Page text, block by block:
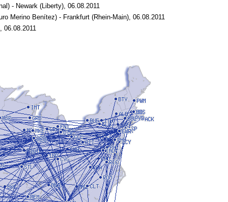
- Newark (Liberty), 06.08.2011
Merino Benítez) - Frankfurt (Rhein-Main), 06.08.2011
06.08.2011